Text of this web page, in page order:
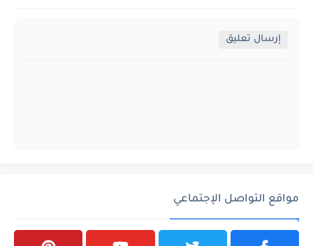
إرسال تعليق
مواقع التواصل الإجتماعي